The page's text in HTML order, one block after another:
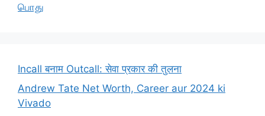
பொது
Incall बनाम Outcall: सेवा प्रकार की तुलना
Andrew Tate Net Worth, Career aur 2024 ki
Vivado